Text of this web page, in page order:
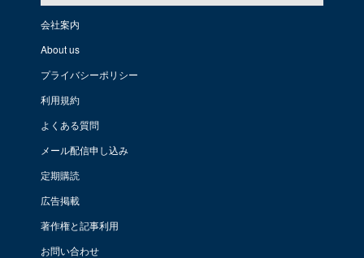
会社案内
About us
プライバシーポリシー
利用規約
よくある質問
メール配信申し込み
定期購読
広告掲載
著作権と記事利用
お問い合わせ